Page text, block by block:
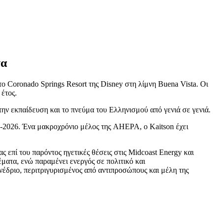
Coronado Springs Resort της Disney στη λίμνη Buena Vista. Οι
εκπαίδευση και το πνεύμα του Ελληνισμού από γενιά σε γενιά.
Ένα μακροχρόνιο μέλος της AHEPA, ο Kaitson έχει
επί του παρόντος ηγετικές θέσεις στις Midcoast Energy και
ενώ παραμένει ενεργός σε πολιτικό και